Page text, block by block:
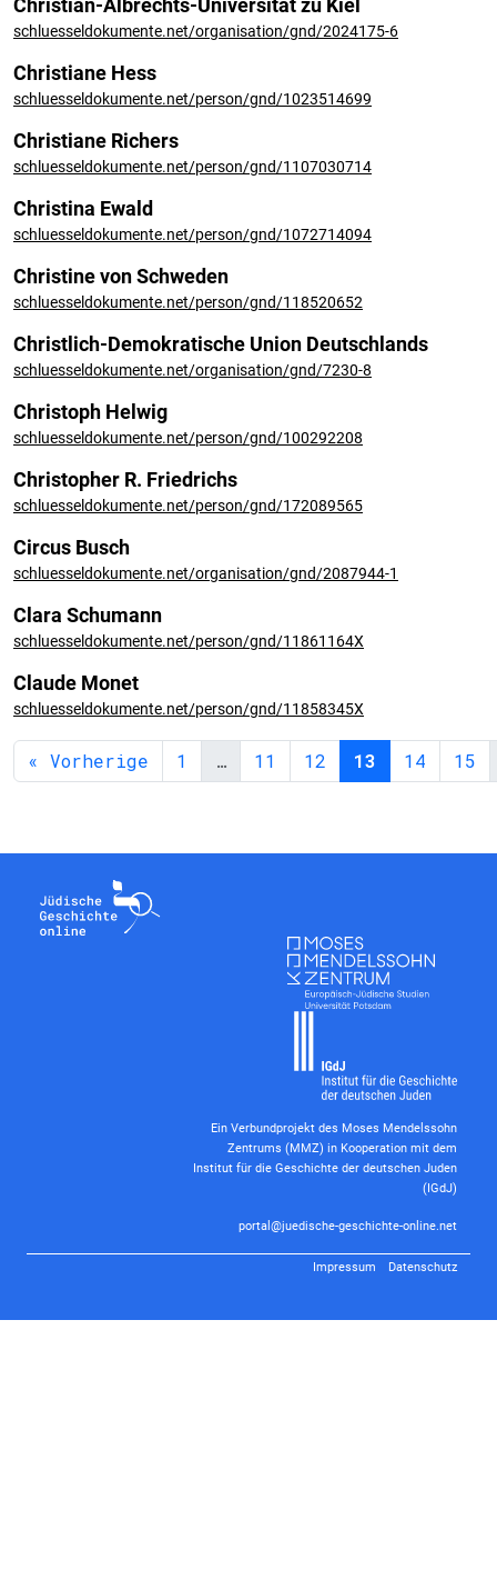
Christian-Albrechts-Universität zu Kiel
schluesseldokumente.net/organisation/gnd/2024175-6
Christiane Hess
schluesseldokumente.net/person/gnd/1023514699
Christiane Richers
schluesseldokumente.net/person/gnd/1107030714
Christina Ewald
schluesseldokumente.net/person/gnd/1072714094
Christine von Schweden
schluesseldokumente.net/person/gnd/118520652
Christlich-Demokratische Union Deutschlands
schluesseldokumente.net/organisation/gnd/7230-8
Christoph Helwig
schluesseldokumente.net/person/gnd/100292208
Christopher R. Friedrichs
schluesseldokumente.net/person/gnd/172089565
Circus Busch
schluesseldokumente.net/organisation/gnd/2087944-1
Clara Schumann
schluesseldokumente.net/person/gnd/11861164X
Claude Monet
schluesseldokumente.net/person/gnd/11858345X
« Vorherige 1 … 11 12 13 14 15
Ein Verbundprojekt des Moses Mendelssohn
Zentrums (MMZ) in Kooperation mit dem
Institut für die Geschichte der deutschen Juden
(IGdJ)
portal@juedische-geschichte-online.net
Impressum Datenschutz